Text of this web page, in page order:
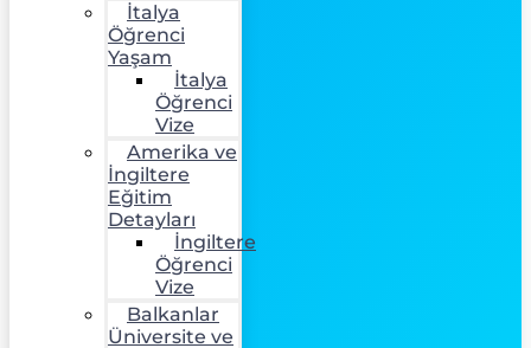
İtalya
Öğrenci
Yaşam
İtalya
Öğrenci
Vize
Amerika ve
İngiltere
Eğitim
Detayları
İngiltere
Öğrenci
Vize
Balkanlar
Üniversite ve